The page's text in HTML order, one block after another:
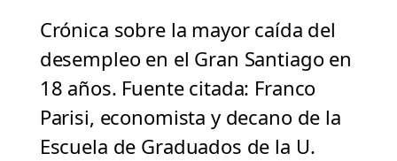
Crónica sobre la mayor caída del
desempleo en el Gran Santiago en
18 años. Fuente citada: Franco
Parisi, economista y decano de la
Escuela de Graduados de la U.